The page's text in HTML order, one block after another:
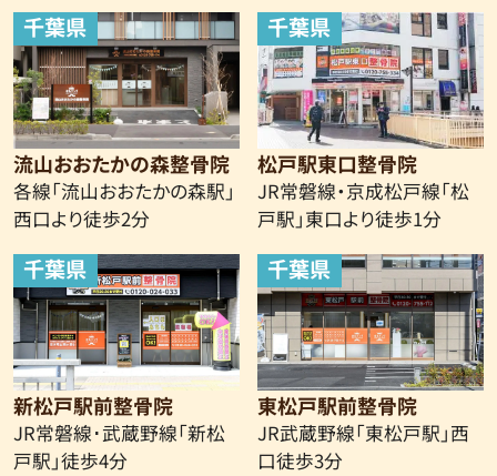
千葉県
流山おおたかの森整骨院
各線「流山おおたかの森駅」
西口より徒歩2分
千葉県
松戸駅東口整骨院
JR常磐線・京成松戸線「松
戸駅」東口より徒歩1分
千葉県
新松戸駅前整骨院
JR常磐線･武蔵野線「新松
戸駅」徒歩4分
千葉県
東松戸駅前整骨院
JR武蔵野線「東松戸駅」西
口徒歩3分